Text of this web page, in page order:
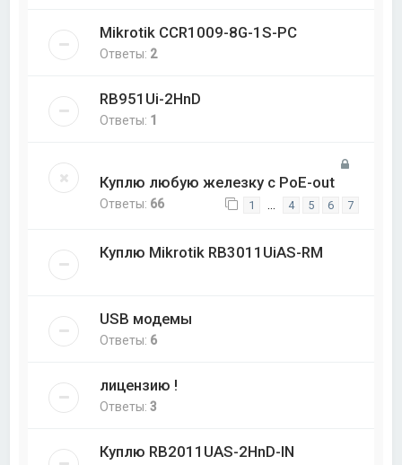
Mikrotik CCR1009-8G-1S-PC
Ответы: 2
RB951Ui-2HnD
Ответы: 1
Куплю любую железку с PoE-out
Ответы: 66 1 4 5 6 7
Куплю Mikrotik RB3011UiAS-RM
USB модемы
Ответы: 6
лицензию !
Ответы:3
Куплю RB2011UAS-2HnD-IN